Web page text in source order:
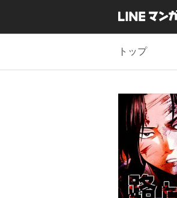
トップ